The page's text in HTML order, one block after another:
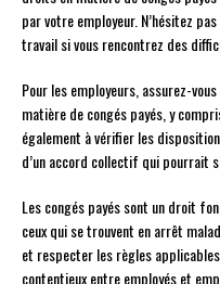
par votre employeur. N’hésitez
travail si vous rencontrez des
Pour les employeurs, assurez-
matière de congés payés, y
également à vérifier les
d’un accord collectif qui pourrait
Les congés payés sont un droit
ceux qui se trouvent en arrêt
et respecter les règles
contentieux entre employés et